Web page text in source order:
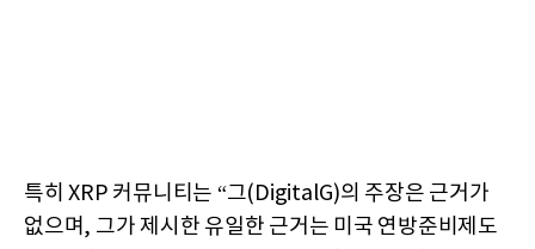
특히 XRP 커뮤니티는 “그(DigitalG)의 주장은 근거가
없으며, 그가 제시한 유일한 근거는 미국 연방준비제도